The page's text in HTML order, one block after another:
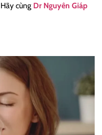
cùng Dr Nguyên Giáp